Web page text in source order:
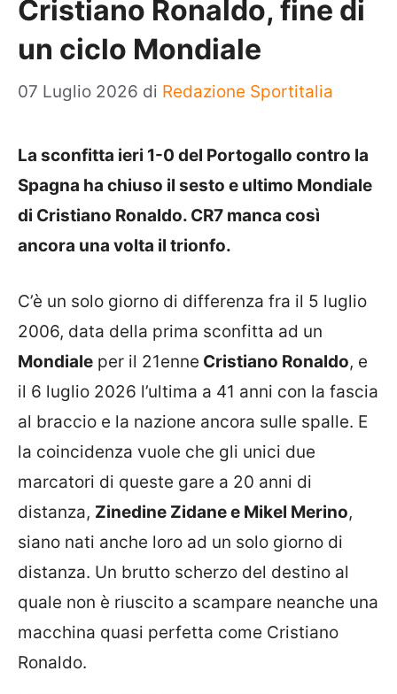
Cristiano Ronaldo, fine di
un ciclo Mondiale
07 Luglio 2026 di Redazione Sportitalia
La sconfitta ieri 1-0 del Portogallo contro la
Spagna ha chiuso il sesto e ultimo Mondiale
di Cristiano Ronaldo. CR7 manca così
ancora una volta il trionfo.
C’è un solo giorno di differenza fra il 5 luglio
2006, data della prima sconfitta ad un
Mondiale per il 21enne Cristiano Ronaldo, e
il 6 luglio 2026 l’ultima a 41 anni con la fascia
al braccio e la nazione ancora sulle spalle. E
la coincidenza vuole che gli unici due
marcatori di queste gare a 20 anni di
distanza, Zinedine Zidane e Mikel Merino,
siano nati anche loro ad un solo giorno di
distanza. Un brutto scherzo del destino al
quale non è riuscito a scampare neanche una
macchina quasi perfetta come Cristiano
Ronaldo.